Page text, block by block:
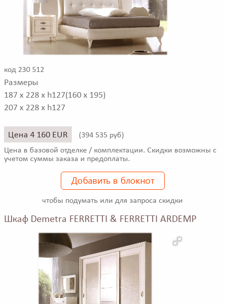
код 230 512
Размеры
187 x 228 x h127(160 x 195)
207 x 228 x h127
Цена 4 160 EUR (394 535 руб)
Цена в базовой отделке / комплектации. Скидки возможны с
учетом суммы заказа и предоплаты.
Добавить в блокнот
чтобы подумать или для запроса скидки
Шкаф Demetra FERRETTI & FERRETTI ARDEMP